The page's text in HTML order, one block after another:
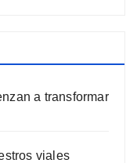
a transformar
viales